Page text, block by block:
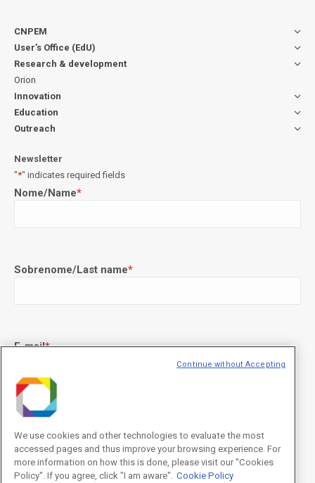
CNPEM
User’s Office (EdU)
Research & development
Orion
Innovation
Education
Outreach
Newsletter
"*" indicates required fields
Nome/Name*
Sobrenome/Last name*
E-mail*
Concordo com os termos de uso descritos naPolítica de
Privacidade
/I agree to the terms of use described in the
Privacy
Policy.
We use cookies and other technologies to evaluate the most
accessed pages and thus improve your browsing experience. For
more information on how this is done, please visit our "Cookies
Policy". If you agree, click "I am aware". Cookie Policy
Continue without Accepting